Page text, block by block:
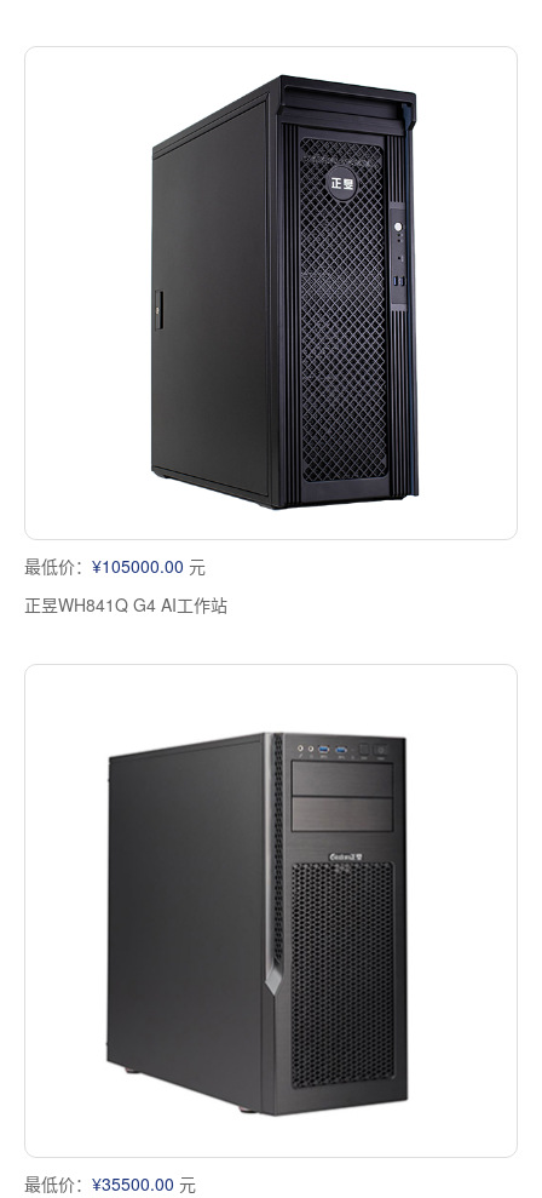
最低价： ¥105000.00 元
正昱WH841Q G4 AI工作站
最低价： ¥35500.00 元